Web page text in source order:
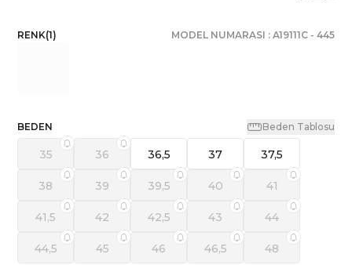
RENK(1) MODEL NUMARASI : A19111C- 445
BEDEN Beden Tablosu
35 36 36,5 37 37,5
38 39 39,5 40 41
41,5 42 42,5 43 44
44,5 45 46 46,5 48